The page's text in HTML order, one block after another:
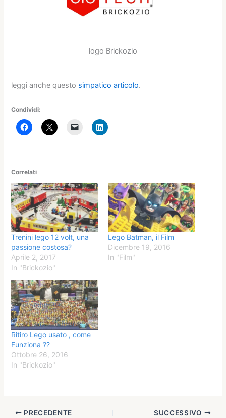
logo Brickozio
leggi anche questo simpatico articolo.
Condividi:
Correlati
Trenini lego 12 volt, una
passione costosa?
Aprile 2, 2017
In "Brickozio"
Lego Batman, il Film
Dicembre 19, 2016
In "Film"
Ritiro Lego usato , come
Funziona ??
Ottobre 26, 2016
In "Brickozio"
PRECEDENTE SUCCESSIVO